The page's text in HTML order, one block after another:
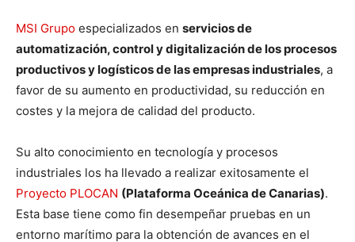
MSI Grupo especializados en servicios de
automatización, control y digitalización de los procesos
productivos y logísticos de las empresas industriales, a
favor de su aumento en productividad, su reducción en
costes y la mejora de calidad del producto.
Su alto conocimiento en tecnología y procesos
industriales los ha llevado a realizar exitosamente el
Proyecto PLOCAN (Plataforma Oceánica de Canarias).
Esta base tiene como fin desempeñar pruebas en un
entorno marítimo para la obtención de avances en el